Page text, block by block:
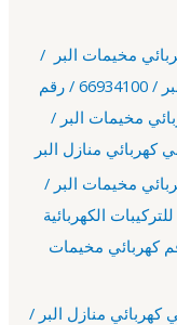
/ 66934100 / رقم كهربائي مخيمات البر /
فني كهربائي منازل البر كهربائي مخيمات البر / 66934100 / رقم
مخيمات البر /
/ 66901910 / رقم كهربائي مخيمات البر /
الكهربائية
البر / 66629504 / رقم كهربائي مخيمات
مخيمات البر / 66559972 / فني كهربائي منازل البر /